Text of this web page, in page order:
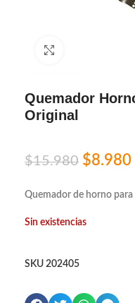
Quemador
Original
$15.980 $8.980
Quemador de horno
Sin existencias
SKU 202405